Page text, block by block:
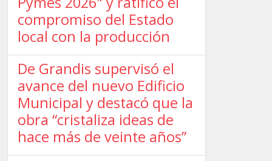
compromiso del Estado
local con la producción
De Grandis supervisó el
avance del nuevo Edificio
Municipal y destacó que la
obra “cristaliza ideas de
hace más de veinte años”